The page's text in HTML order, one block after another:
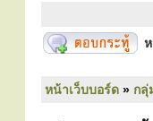
หน้าเว็บบอร์ด » กลุ่